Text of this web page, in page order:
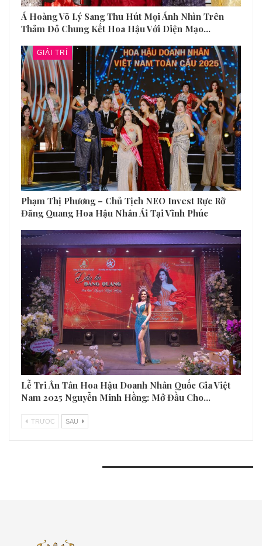
TIN CŨ HƠN
Đoàn Hoa hậu Doanh
nhân Châu Á Việt Nam
2023 dâng hương tưởng
niệm 508 anh hùng liệt sĩ
tại Quảng Nam
TIN MỚI HƠN
Hoa hậu Thiện nguyện Lý
Kim Ngân ghi điểm trước
công chúng với tấm lòng
nhân ái
Tất Cả Các
BẠN CŨNG CÓ THỂ THÍCH
GIẢI TRÍ
Á Hoàng Võ Lý Sang Thu Hút Mọi Ánh Nhìn Trên
Thảm Đỏ Chung Kết Hoa Hậu Với Diện Mạo…
GIẢI TRÍ